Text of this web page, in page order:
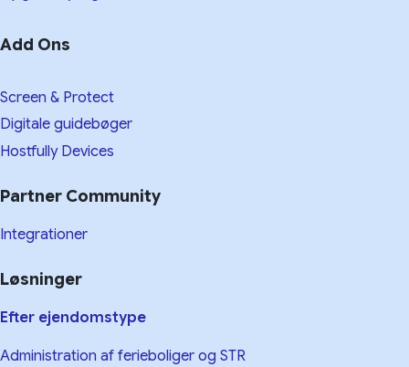
Add Ons
Screen & Protect
Digitale guidebøger
Hostfully Devices
Partner Community
Integrationer
Løsninger
Efter ejendomstype
Administration af ferieboliger og STR